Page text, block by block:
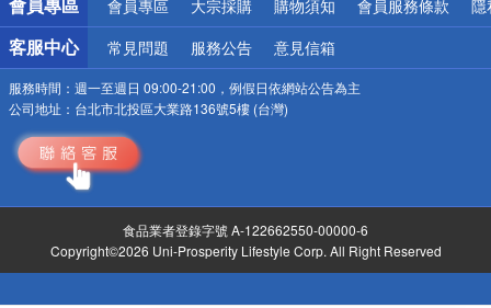
會員專區 會員專區 大宗採購 購物須知 會員服務條款 隱
客服中心 常見問題 服務公告 意見信箱
服務時間： 週一至週日 09:00-21:00，例假日依網站公告為主
公司地址： 台北市北投區大業路136號5樓 (台灣)
食品業者登錄字號 A-122662550-00000-6
Copyright©2026 Uni-Prosperity Lifestyle Corp. All Right Reserved